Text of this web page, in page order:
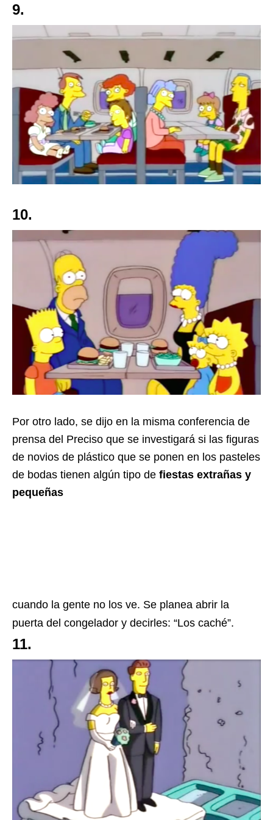
9.
10.
Por otro lado, se dijo en la misma conferencia de
prensa del Preciso que se investigará si las figuras
de novios de plástico que se ponen en los pasteles
de bodas tienen algún tipo de fiestas extrañas y
pequeñas
cuando la gente no los ve. Se planea abrir la
puerta del congelador y decirles: “Los caché”.
11.